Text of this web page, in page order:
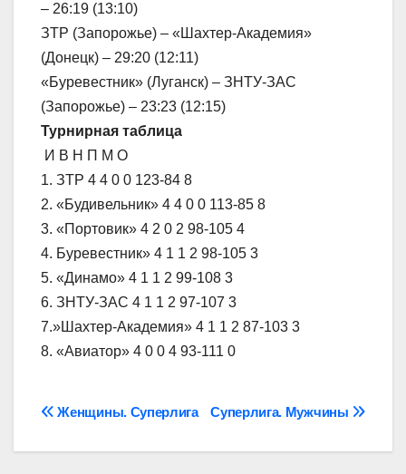
– 26:19 (13:10)
ЗТР (Запорожье) – «Шахтер-Академия»
(Донецк) – 29:20 (12:11)
«Буревестник» (Луганск) – ЗНТУ-ЗАС
(Запорожье) – 23:23 (12:15)
Турнирная таблица
И В Н П М О
1. ЗТР 4 4 0 0 123-84 8
2. «Будивельник» 4 4 0 0 113-85 8
3. «Портовик» 4 2 0 2 98-105 4
4. Буревестник» 4 1 1 2 98-105 3
5. «Динамо» 4 1 1 2 99-108 3
6. ЗНТУ-ЗАС 4 1 1 2 97-107 3
7.»Шахтер-Академия» 4 1 1 2 87-103 3
8. «Авиатор» 4 0 0 4 93-111 0
Навігація
записів
Суперлига. Мужчины
Женщины. Суперлига